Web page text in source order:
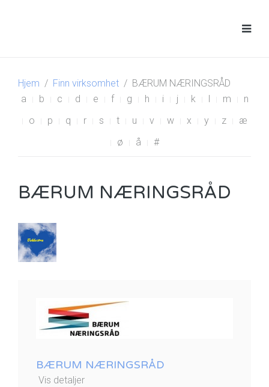
Hjem Finn virksomhet
BÆRUM NÆRINGSRÅD
a
b c d e f g h i j k l m
n
o
p q r s t u v w x y z
æ
ø
å #
BÆRUM NÆRINGSRÅD
BÆRUM NÆRINGSRÅD
Vis detaljer